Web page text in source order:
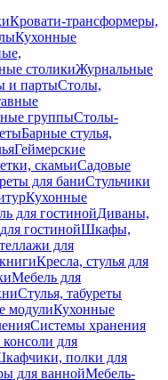
Кровати-трансформеры,
Кухонные
столикиЖурнальные
и партыСтолы,
группыСтолы-
Барные стулья,
Геймерские
скамьиСадовые
для баниСтульчики
Кухонные
для гостинойДиваны,
гостинойШкафы,
для
Кресла, стулья для
Мебель для
Стулья, табуреты
модулиКухонные
Системы хранения
для
полки для
для ваннойМебель-